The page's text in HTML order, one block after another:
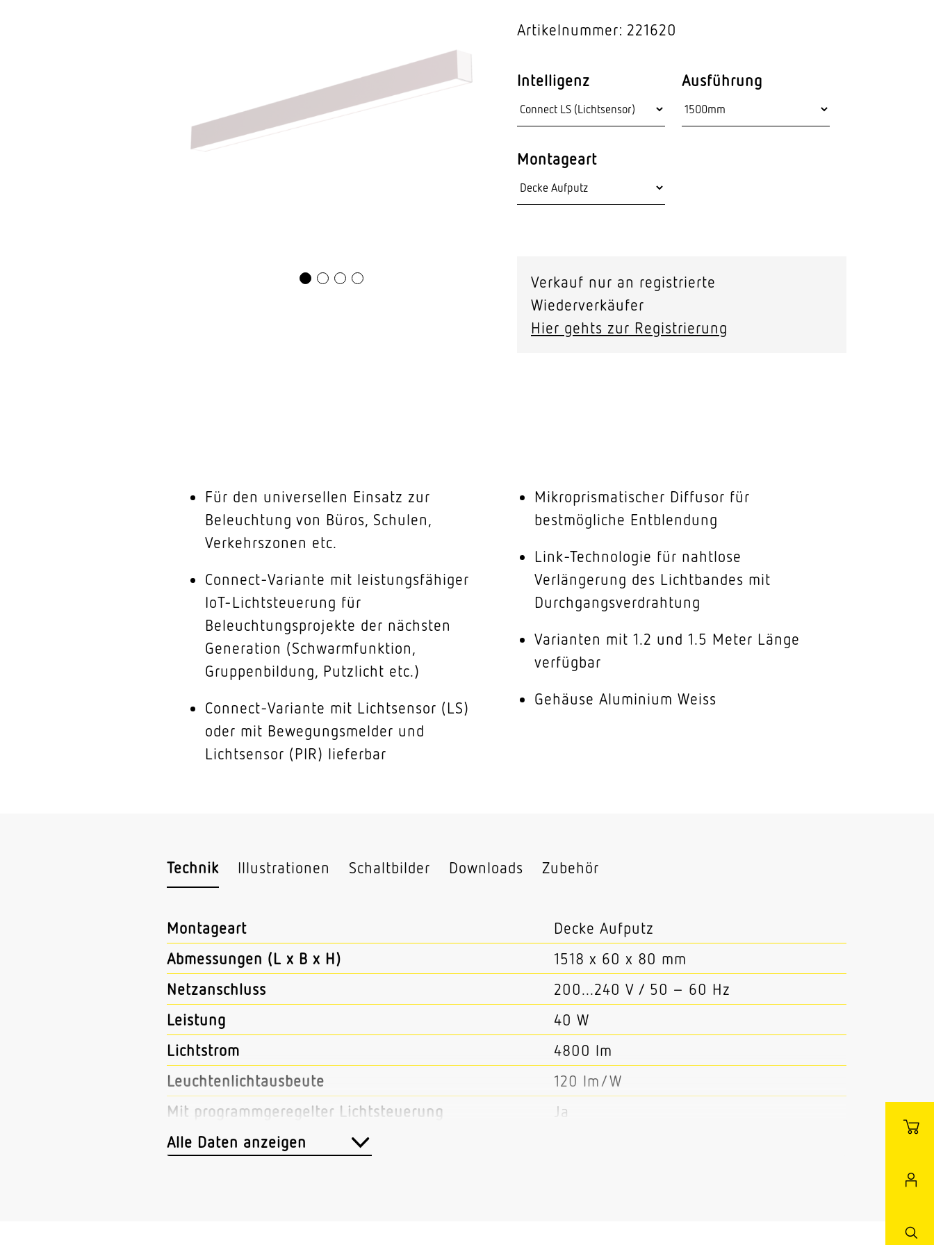
Artikelnummer: 221620
Intelligenz Ausführung
Montageart
Verkauf nur an registrierte
Wiederverkäufer
Hier gehts zur Registrierung
Für den universellen Einsatz zur
Beleuchtung von Büros, Schulen,
Verkehrszonen etc.
Connect-Variante mit leistungsfähiger
IoT-Lichtsteuerung für
Beleuchtungsprojekte der nächsten
Generation (Schwarmfunktion,
Gruppenbildung, Putzlicht etc.)
Connect-Variante mit Lichtsensor (LS)
oder mit Bewegungsmelder und
Lichtsensor (PIR) lieferbar
Mikroprismatischer Diffusor für
bestmögliche Entblendung
Link-Technologie für nahtlose
Verlängerung des Lichtbandes mit
Durchgangsverdrahtung
Varianten mit 1.2 und 1.5 Meter Länge
verfügbar
Gehäuse Aluminium Weiss
Technik Illustrationen Schaltbilder Downloads Zubehör
Montageart
Decke Aufputz
Abmessungen (L x B x H)
1518 x 60 x 80 mm
Netzanschluss
200...240 V / 50 – 60 Hz
Leistung
40 W
Lichtstrom
4800 lm
Leuchtenlichtausbeute
120 lm/W
Mit programmgeregelter Lichtsteuerung
Ja
Mit Funk-Netzwerksteuerung
Alle Daten anzeigen